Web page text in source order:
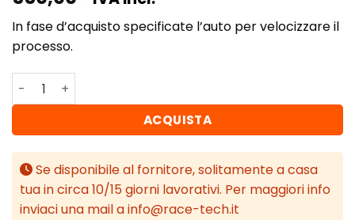
In fase d’acquisto specificate l’auto per velocizzare il
processo.
Concaver CVR6 20x8,5 ET35 5x112 Brushed Bronze
ACQUISTA
Se disponibile al fornitore, solitamente a casa
tua in circa 10/15 giorni lavorativi. Per maggiori info
inviaci una mail a info@race-tech.it